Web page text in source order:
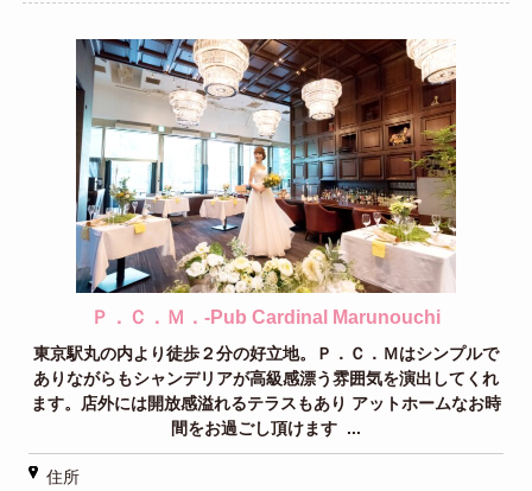
Ｐ．Ｃ．Ｍ．-Pub Cardinal Marunouchi
東京駅丸の内より徒歩２分の好立地。Ｐ．Ｃ．Ｍはシンプルで
ありながらもシャンデリアが高級感漂う雰囲気を演出してくれ
ます。店外には開放感溢れるテラスもあり アットホームなお時
間をお過ごし頂けます ...
住所